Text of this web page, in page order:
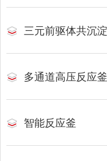
三元前驱体共沉
多通道高压反应釜
智能反应釜